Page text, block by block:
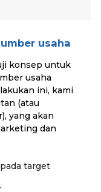
usaha
konsep untuk
usaha
ini, kami
(atau
yang akan
dan
target